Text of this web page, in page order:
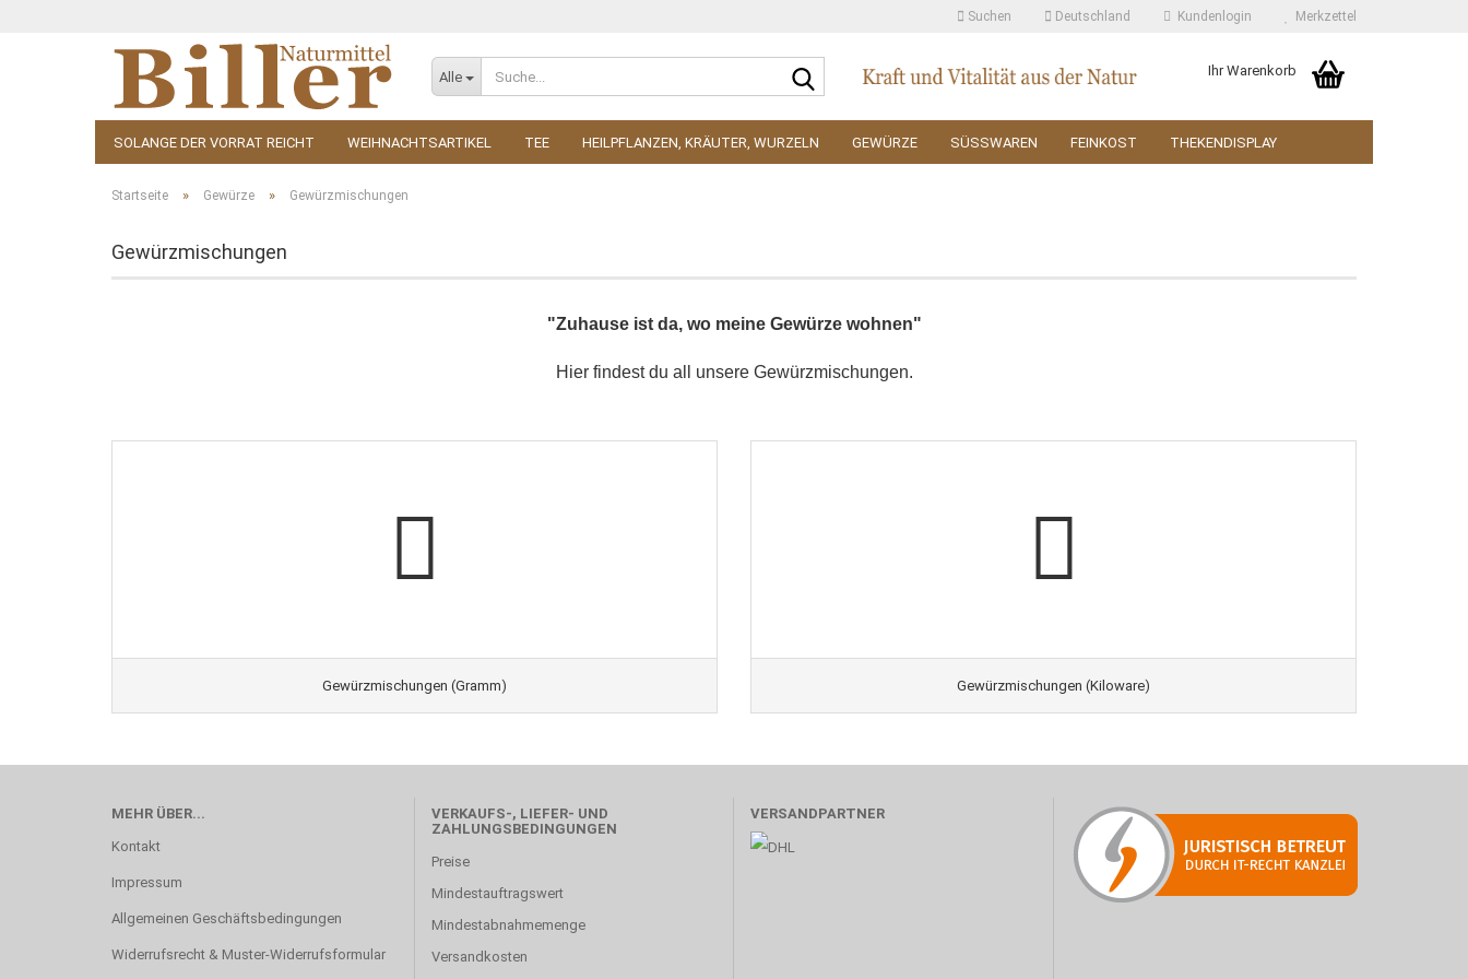
Suchen Deutschland Kundenlogin Merkzettel
Alle
Suche... Ihr Warenkorb
SOLANGE DER VORRAT REICHT WEIHNACHTSARTIKEL TEE HEILPFLANZEN, KRÄUTER, WURZELN GEWÜRZE SÜSSWAREN FEINKOST THEKENDISPLAY
KOSMETIK ZUBEHÖR
Startseite » Gewürze » Gewürzmischungen
Gewürzmischungen
"Zuhause ist da, wo meine Gewürze wohnen"
Hier findest du all unsere Gewürzmischungen.
Gewürzmischungen (Gramm) Gewürzmischungen (Kiloware)
MEHR ÜBER...
Kontakt
Impressum
Allgemeinen Geschäftsbedingungen
Widerrufsrecht & Muster-Widerrufsformular
VERKAUFS-, LIEFER- UND
ZAHLUNGSBEDINGUNGEN
Preise
Mindestauftragswert
Mindestabnahmemenge
Versandkosten
VERSANDPARTNER